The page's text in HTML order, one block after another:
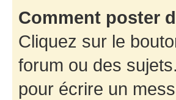
Comment poster
Cliquez sur le
forum ou des
pour écrire un